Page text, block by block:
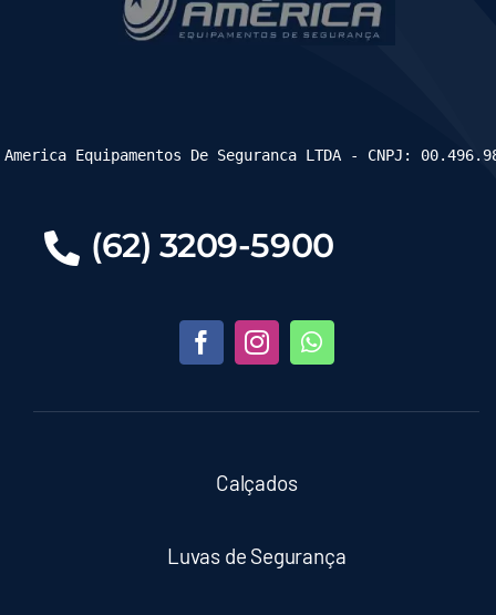
(62) 3209-5900
Calçados
Luvas de Segurança
Equipamentos De Seguranca LTDA - CNPJ: